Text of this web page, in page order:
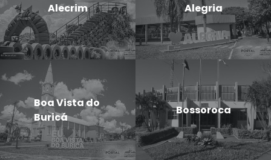
Alecrim Alegria
Boa Vista do
Buricá
Bossoroca